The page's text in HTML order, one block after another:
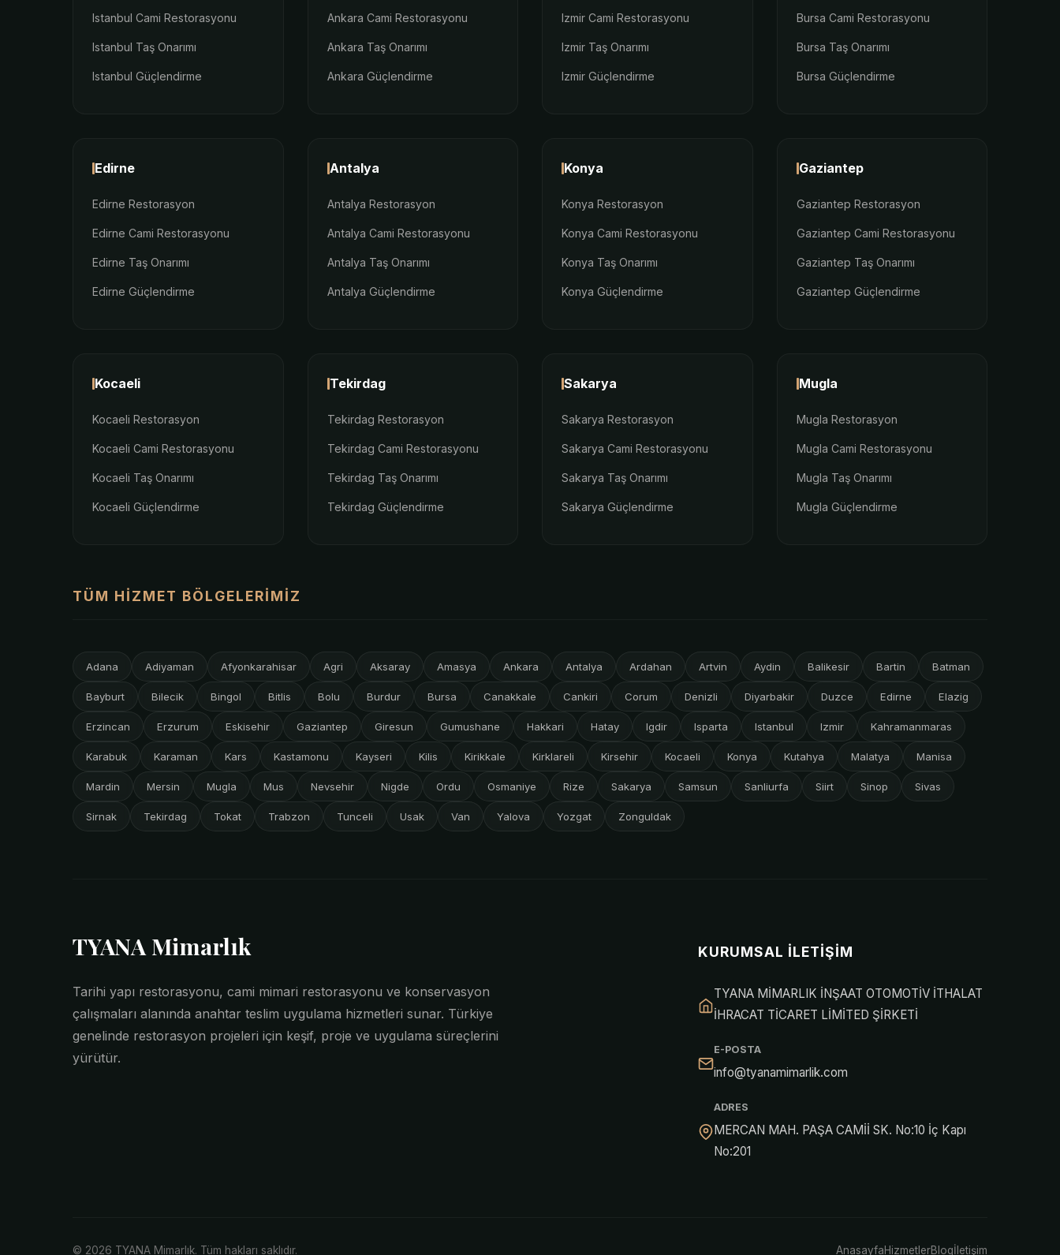
Istanbul Cami Restorasyonu
Istanbul Taş Onarımı
Istanbul Güçlendirme
Ankara Cami Restorasyonu
Ankara Taş Onarımı
Ankara Güçlendirme
Izmir Cami Restorasyonu
Izmir Taş Onarımı
Izmir Güçlendirme
Bursa Cami Restorasyonu
Bursa Taş Onarımı
Bursa Güçlendirme
Edirne
Edirne Restorasyon
Edirne Cami Restorasyonu
Edirne Taş Onarımı
Edirne Güçlendirme
Antalya
Antalya Restorasyon
Antalya Cami Restorasyonu
Antalya Taş Onarımı
Antalya Güçlendirme
Konya
Konya Restorasyon
Konya Cami Restorasyonu
Konya Taş Onarımı
Konya Güçlendirme
Gaziantep
Gaziantep Restorasyon
Gaziantep Cami Restorasyonu
Gaziantep Taş Onarımı
Gaziantep Güçlendirme
Kocaeli
Kocaeli Restorasyon
Kocaeli Cami Restorasyonu
Kocaeli Taş Onarımı
Kocaeli Güçlendirme
Tekirdag
Tekirdag Restorasyon
Tekirdag Cami Restorasyonu
Tekirdag Taş Onarımı
Tekirdag Güçlendirme
Sakarya
Sakarya Restorasyon
Sakarya Cami Restorasyonu
Sakarya Taş Onarımı
Sakarya Güçlendirme
Mugla
Mugla Restorasyon
Mugla Cami Restorasyonu
Mugla Taş Onarımı
Mugla Güçlendirme
TÜM HIZMET BÖLGELERIMIZ
Adana Adiyaman Afyonkarahisar Agri Aksaray Amasya Ankara Antalya Ardahan Artvin Aydin Balikesir Bartin Batman
Bayburt Bilecik Bingol Bitlis Bolu Burdur Bursa Canakkale Cankiri Corum Denizli Diyarbakir Duzce Edirne Elazig
Erzincan Erzurum Eskisehir Gaziantep Giresun Gumushane Hakkari Hatay Igdir Isparta Istanbul Izmir Kahramanmaras
Karabuk Karaman Kars Kastamonu Kayseri Kilis Kirikkale Kirklareli Kirsehir Kocaeli Konya Kutahya Malatya Manisa
Mardin Mersin Mugla Mus Nevsehir Nigde Ordu Osmaniye Rize Sakarya Samsun Sanliurfa Siirt Sinop Sivas
Sirnak Tekirdag Tokat Trabzon Tunceli Usak Van Yalova Yozgat Zonguldak
TYANA Mimarlık
Tarihi yapı restorasyonu, cami mimari restorasyonu ve konservasyon
çalışmaları alanında anahtar teslim uygulama hizmetleri sunar. Türkiye
genelinde restorasyon projeleri için keşif, proje ve uygulama süreçlerini
yürütür.
KURUMSAL İLETIŞIM
TYANA MİMARLIK İNŞAAT OTOMOTİV İTHALAT
İHRACAT TİCARET LİMİTED ŞİRKETİ
E-POSTA
info@tyanamimarlik.com
ADRES
MERCAN MAH. PAŞA CAMİİ SK. No:10 İç Kapı
No:201
© 2026 TYANA Mimarlık. Tüm hakları saklıdır. AnasayfaHizmetlerBlogİletişim